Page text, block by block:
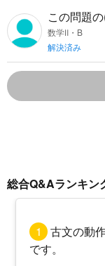
この問題の(2)
4/3です！
数学Ⅱ・B
解決済み
総合Q&Aランキン
1
古文の動作主と会話主の意味が分からない
です。